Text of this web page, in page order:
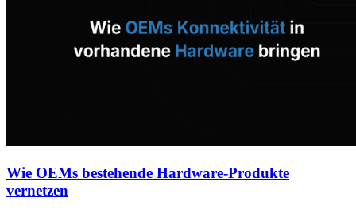
Wie OEMs bestehende Hardware-Produkte
vernetzen